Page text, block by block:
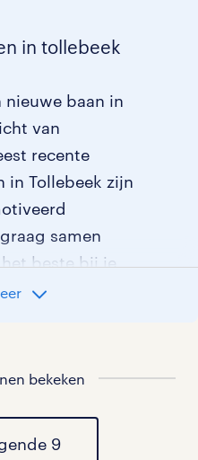
in tollebeek
nieuwe baan in
van
recente
in Tollebeek zijn
samen
beste bij je
bekeken
9